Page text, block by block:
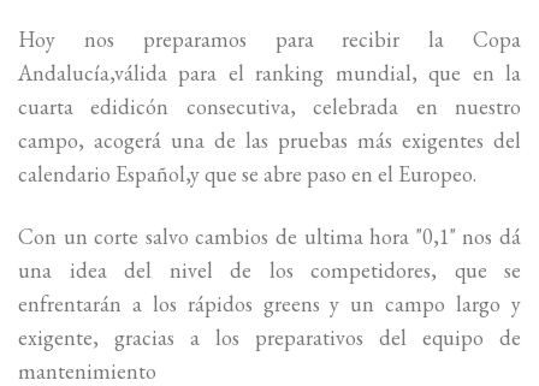
Hoy nos preparamos para recibir la Copa
Andalucía,válida para el ranking mundial, que en la
cuarta edidicón consecutiva, celebrada en nuestro
campo, acogerá una de las pruebas más exigentes del
calendario Español,y que se abre paso en el Europeo.
Con un corte salvo cambios de ultima hora "0,1" nos dá
una idea del nivel de los competidores, que se
enfrentarán a los rápidos greens y un campo largo y
exigente, gracias a los preparativos del equipo de
mantenimiento